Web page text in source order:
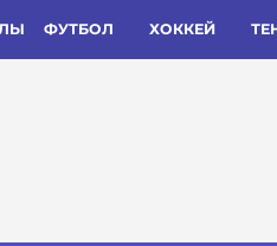
ФУТБОЛ ХОККЕЙ